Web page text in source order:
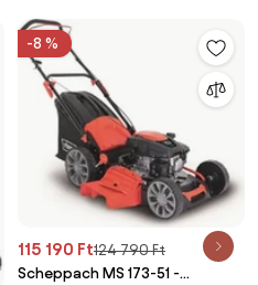
-8 %
115 190 Ft124 790 Ft
Scheppach MS 173-51 -